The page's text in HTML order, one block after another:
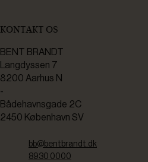
KONTAKT OS
BENT BRANDT
Langdyssen 7
8200 Aarhus N
-
Bådehavnsgade 2C
2450 København SV
bb@bentbrandt.dk
8930 0000